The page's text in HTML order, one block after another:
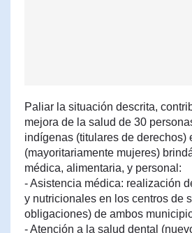
Paliar la situación descrita,
mejora de la salud de 30
indígenas (titulares de derechos)
(mayoritariamente mujeres)
médica, alimentaria, y personal:
- Asistencia médica: realización
y nutricionales en los centros de
obligaciones) de ambos
- Atención a la salud dental